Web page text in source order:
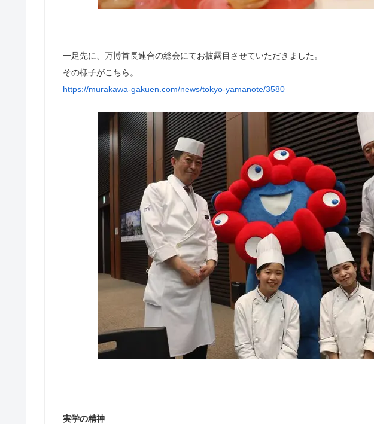
一足先に、万博首長連合の総会にてお披露目させていただきました。
その様子がこちら。
https://murakawa-gakuen.com/news/tokyo-yamanote/3580
実学の精神